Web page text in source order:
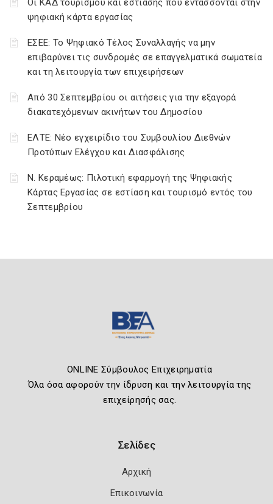
Οι ΚΑΔ τουρισμού και εστίασης που εντάσσονται στην
ψηφιακή κάρτα εργασίας
ΕΣΕΕ: Το Ψηφιακό Τέλος Συναλλαγής να μην
επιβαρύνει τις συνδρομές σε επαγγελματικά σωματεία
και τη λειτουργία των επιχειρήσεων
Από 30 Σεπτεμβρίου οι αιτήσεις για την εξαγορά
διακατεχόμενων ακινήτων του Δημοσίου
ΕΛΤΕ: Νέο εγχειρίδιο του Συμβουλίου Διεθνών
Προτύπων Ελέγχου και Διασφάλισης
Ν. Κεραμέως: Πιλοτική εφαρμογή της Ψηφιακής
Κάρτας Εργασίας σε εστίαση και τουρισμό εντός του
Σεπτεμβρίου
ONLINE Σύμβουλος Επιχειρηματία
Όλα όσα αφορούν την ίδρυση και την λειτουργία της
επιχείρησής σας.
Σελίδες
Αρχική
Επικοινωνία